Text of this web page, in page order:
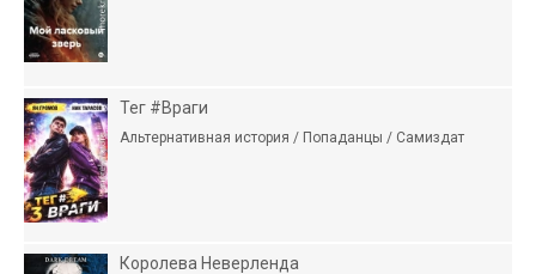
Тег #Враги
Альтернативная история / Попаданцы / Самиздат
Королева Неверленда